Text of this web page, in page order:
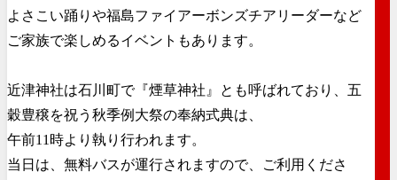
よさこい踊りや福島ファイアーボンズチアリーダーなど
ご家族で楽しめるイベントもあります。
近津神社は石川町で『煙草神社』とも呼ばれており、五
穀豊穣を祝う秋季例大祭の奉納式典は、
午前11時より執り行われます。
当日は、無料バスが運行されますので、ご利用くださ